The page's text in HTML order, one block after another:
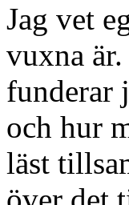
Jag vet
vuxna
funderar
och hur
läst